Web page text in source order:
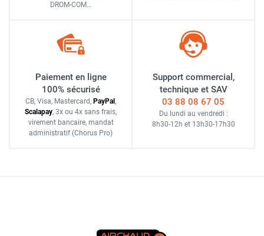
DROM-COM…
Paiement en ligne
100% sécurisé
CB, Visa, Mastercard, PayPal ,
Scalapay, 3x ou 4x sans frais,
virement bancaire, mandat
administratif (Chorus Pro)
Support commercial,
technique et SAV
03 88 08 67 05
Du lundi au vendredi :
8h30-12h et 13h30-17h30